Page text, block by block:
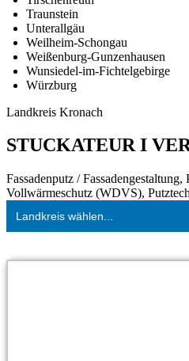
Traunstein
Unterallgäu
Weilheim-Schongau
Weißenburg-Gunzenhausen
Wunsiedel-im-Fichtelgebirge
Würzburg
Landkreis Kronach
STUCKATEUR I
Fassadenputz / Fassadengestaltung,
Vollwärmeschutz (WDVS),
Landkreis wählen...